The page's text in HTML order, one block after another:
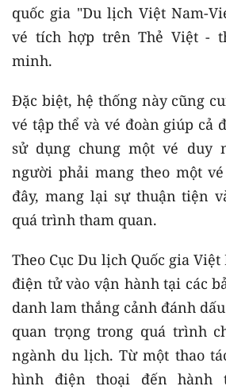
quốc gia "Du lịch Việt Nam-
vé tích hợp trên Thẻ Việt -
minh.
Đặc biệt, hệ thống này cũng
vé tập thể và vé đoàn giúp cả
sử dụng chung một vé duy
người phải mang theo một
đây, mang lại sự thuận tiện
quá trình tham quan.
Theo Cục Du lịch Quốc gia
điện tử vào vận hành tại các
danh lam thắng cảnh đánh
quan trọng trong quá trình
ngành du lịch. Từ một thao
hình điện thoại đến hành